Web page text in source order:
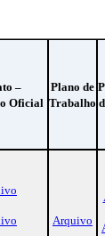
–
Oficial
Plano de
Trabalho
Arquivo